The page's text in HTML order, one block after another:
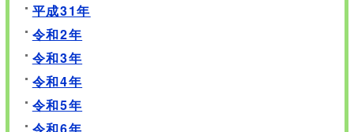
平成31年
令和2年
令和3年
令和4年
令和5年